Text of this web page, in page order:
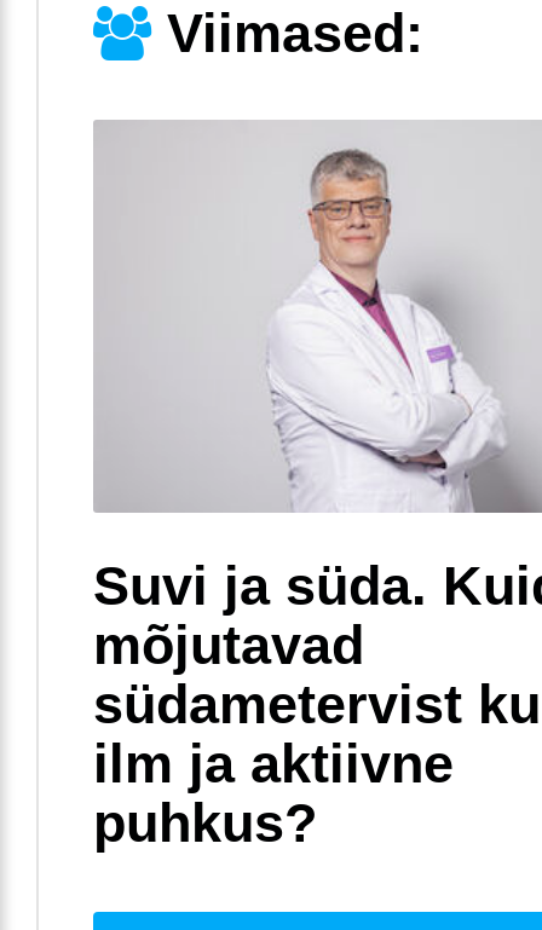
Viimased:
Suvi ja süda.
mõjutavad
südametervist
ilm ja aktiivne
puhkus?